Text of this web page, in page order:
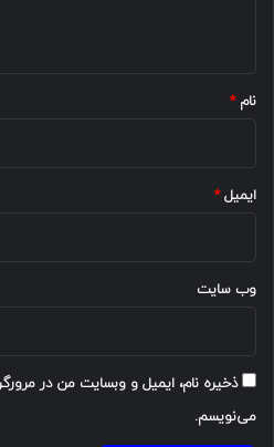
نام*
ایمیل*
وب‌ سایت
ذخیره نام، ایمیل و وبسایت من در
می‌نویسم.